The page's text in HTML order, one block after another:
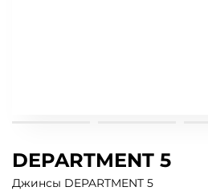
DEPARTMENT 5
Джинсы DEPARTMENT 5